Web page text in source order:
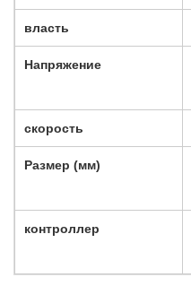
власть
Напряжение
скорость
Размер (мм)
контроллер